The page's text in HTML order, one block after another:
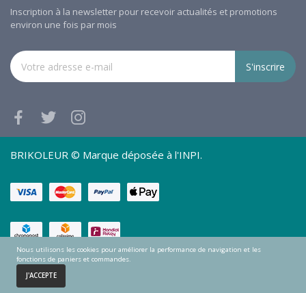
Accueil
Inscription à la newsletter pour recevoir actualités et promotions
environ une fois par mois
S'inscrire
BRIKOLEUR © Marque déposée à l'INPI.
Nous utilisons les cookies pour améliorer la performance de navigation et les
fonctions de paniers et commandes.
J'ACCEPTE